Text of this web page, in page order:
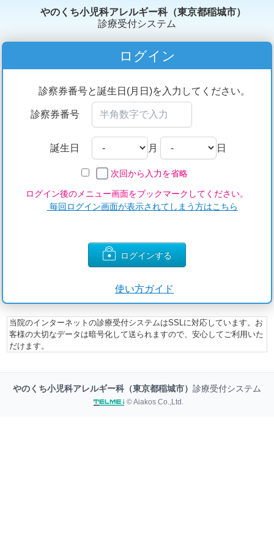
やのくち小児科アレルギー科（東京都稲城市）
診療受付システム
ログイン
診察券番号と誕生日(月日)を入力してください。
診察券番号
誕生日 月 日
次回から入力を省略
ログイン後のメニュー画面をブックマークしてください。
毎回ログイン画面が表示されてしまう方はこちら
ログインする
使い方ガイド
当院のインターネットの診療受付システムはSSLに対応しています。お
客様の大切なデータは暗号化して送られますので、安心してご利用いた
だけます。
やのくち小児科アレルギー科（東京都稲城市） 診療受付システム
© Aiakos Co.,Ltd.